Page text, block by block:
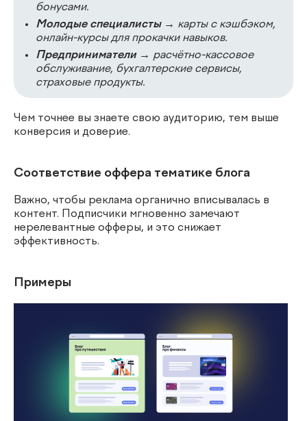
бонусами.
Молодые специалисты→ карты с кэшбэком,
онлайн-курсы для прокачки навыков.
Предприниматели→ расчётно-кассовое
обслуживание, бухгалтерские сервисы,
страховые продукты.
Чем точнее вы знаете свою аудиторию, тем выше
конверсия и доверие.
Соответствие оффера тематике блога
Важно, чтобы реклама органично вписывалась в
контент. Подписчики мгновенно замечают
нерелевантные офферы, и это снижает
эффективность.
Примеры